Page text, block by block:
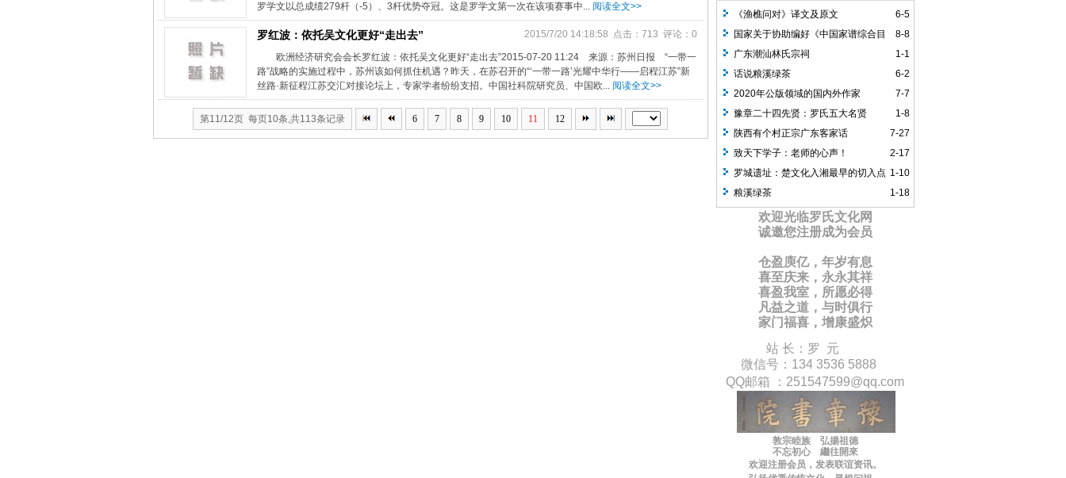
罗学文以总成绩279杆（-5）、3杆优势夺冠。这是罗学文第一次在该项赛事中... 阅读全文>>
2015/7/20 14:18:58 点击：713 评论：0
罗红波：依托吴文化更好“走出去”
欧洲经济研究会会长罗红波：依托吴文化更好“走出去”2015-07-20 11:24 来源：苏州日报 “一带一
路”战略的实施过程中，苏州该如何抓住机遇？昨天，在苏召开的“‘一带一路’光耀中华行——启程江苏”新
丝路·新征程江苏交汇对接论坛上，专家学者纷纷支招。中国社科院研究员、中国欧... 阅读全文>>
第11/12页 每页10条,共113条记录 6 7 8 9 10 11 12
6-5
《渔樵问对》译文及原文
8-8
国家关于协助编好《中国家谱综合目
录》的通知
1-1
广东潮汕林氏宗祠
6-2
话说粮溪绿茶
7-7
2020年公版领域的国内外作家
1-8
豫章二十四先贤：罗氏五大名贤
7-27
陕西有个村正宗广东客家话
2-17
致天下学子：老师的心声！
1-10
罗城遗址：楚文化入湘最早的切入点
之一
1-18
粮溪绿茶
欢迎光临罗氏文化网
诚邀您注册成为会员
仓盈庾亿，年岁有息
喜至庆来，永永其祥
喜盈我室，所愿必得
凡益之道，与时俱行
家门福喜，增康盛炽
站 长：罗 元
微信号：134 3536 5888
QQ邮箱 ： 251547599@qq.com
敦宗睦族 弘揚祖德
不忘初心 繼往開來
欢迎注册会员， 发表联谊资讯。